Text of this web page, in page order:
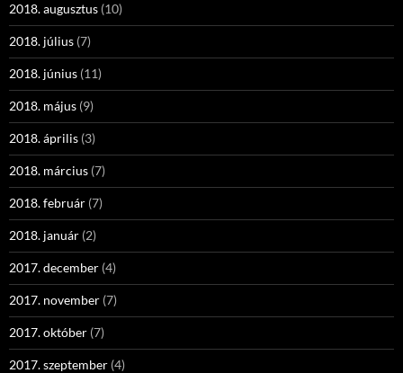
2018. augusztus (10)
2018. július (7)
2018. június (11)
2018. május (9)
2018. április (3)
2018. március (7)
2018. február (7)
2018. január (2)
2017. december (4)
2017. november (7)
2017. október (7)
2017. szeptember (4)